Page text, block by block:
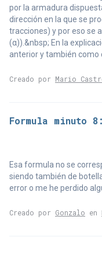
por la armadura
dirección en la que se
tracciones) y por eso se
(α)).&nbsp; En la
anterior y también como
Creado por Mario
Formula minuto
Esa formula no se
siendo también de
error o me he perdido
Creado por Gonzalo en